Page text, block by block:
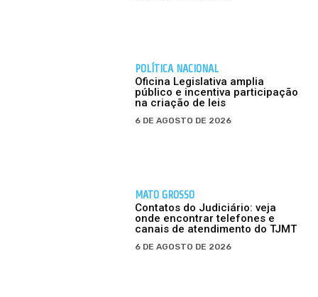
POLÍTICA NACIONAL
Oficina Legislativa amplia
público e incentiva participação
na criação de leis
6 DE AGOSTO DE 2026
MATO GROSSO
Contatos do Judiciário: veja
onde encontrar telefones e
canais de atendimento do TJMT
6 DE AGOSTO DE 2026